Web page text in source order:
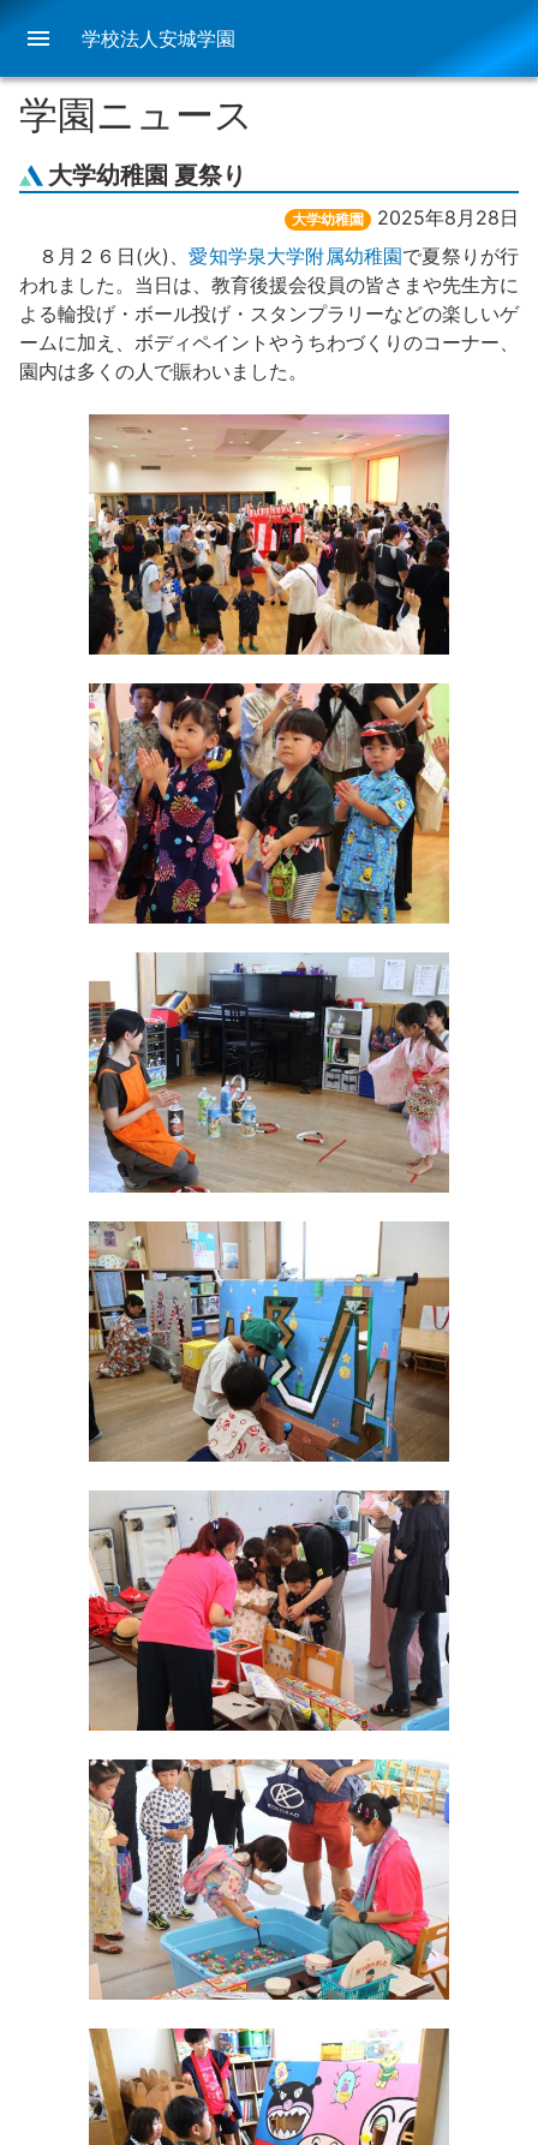
menu 学校法人安城学園
学園ニュース
大学幼稚園 夏祭り
大学幼稚園
2025年8月28日
８月２６日(火)、愛知学泉大学附属幼稚園で夏祭りが行
われました。当日は、教育後援会役員の皆さまや先生方に
よる輪投げ・ボール投げ・スタンプラリーなどの楽しいゲ
ームに加え、ボディペイントやうちわづくりのコーナー、
園内は多くの人で賑わいました。